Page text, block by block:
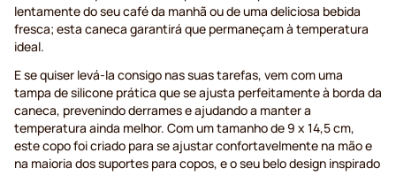
lentamente do seu café da manhã ou de uma deliciosa bebida
fresca; esta caneca garantirá que permaneçam à temperatura
ideal.
E se quiser levá-la consigo nas suas tarefas, vem com uma
tampa de silicone prática que se ajusta perfeitamente à borda da
caneca, prevenindo derrames e ajudando a manter a
temperatura ainda melhor. Com um tamanho de 9 x 14,5 cm,
este copo foi criado para se ajustar confortavelmente na mão e
na maioria dos suportes para copos, e o seu belo design inspirado